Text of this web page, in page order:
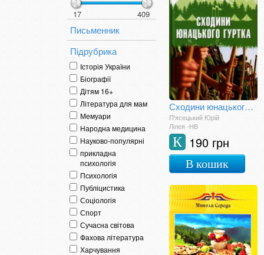
409
17
Письменник
Підрубрика
Історія України
Біографії
Дітям 16+
Література для мам
Мемуари
Народна медицина
Науково-популярні
прикладна
психологія
Психологія
Публіцистика
Соціологія
Спорт
Сучасна світова
Фахова література
Харчування
Сходини юнацького гуртка
П'ясецький Юрій
Лілея -НВ
190 грн
К
В кошик